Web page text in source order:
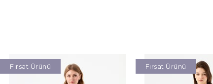
Fırsat Ürünü Fırsat Ürünü